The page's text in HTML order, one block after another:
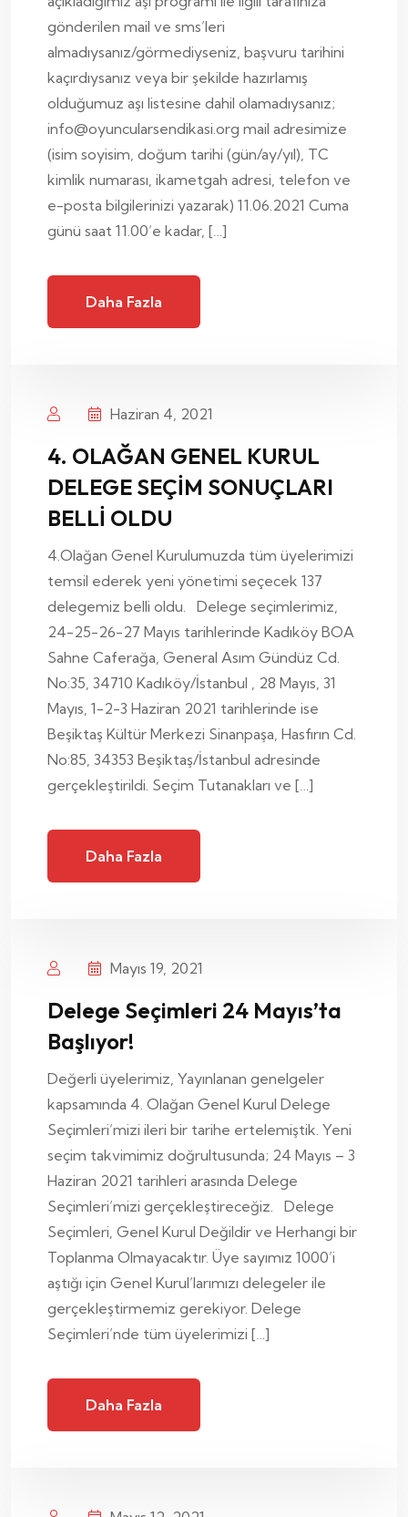
gönderilen mail ve sms’leri
almadıysanız/görmediyseniz, başvuru tarihini
kaçırdıysanız veya bir şekilde hazırlamış
olduğumuz aşı listesine dahil olamadıysanız;
info@oyuncularsendikasi.org mail adresimize
(isim soyisim, doğum tarihi (gün/ay/yıl), TC
kimlik numarası, ikametgah adresi, telefon ve
e-posta bilgilerinizi yazarak) 11.06.2021 Cuma
günü saat 11.00’e kadar, […]
Daha Fazla
Haziran 4, 2021
4. OLAĞAN GENEL KURUL
DELEGE SEÇİM SONUÇLARI
BELLİ OLDU
4.Olağan Genel Kurulumuzda tüm üyelerimizi
temsil ederek yeni yönetimi seçecek 137
delegemiz belli oldu. Delege seçimlerimiz,
24-25-26-27 Mayıs tarihlerinde Kadıköy BOA
Sahne Caferağa, General Asım Gündüz Cd.
No:35, 34710 Kadıköy/İstanbul , 28 Mayıs, 31
Mayıs, 1-2-3 Haziran 2021 tarihlerinde ise
Beşiktaş Kültür Merkezi Sinanpaşa, Hasfırın Cd.
No:85, 34353 Beşiktaş/İstanbul adresinde
gerçekleştirildi. Seçim Tutanakları ve […]
Daha Fazla
Mayıs 19, 2021
Delege Seçimleri 24 Mayıs’ta
Başlıyor!
Değerli üyelerimiz, Yayınlanan genelgeler
kapsamında 4. Olağan Genel Kurul Delege
Seçimleri’mizi ileri bir tarihe ertelemiştik. Yeni
seçim takvimimiz doğrultusunda; 24 Mayıs – 3
Haziran 2021 tarihleri arasında Delege
Seçimleri’mizi gerçekleştireceğiz. Delege
Seçimleri, Genel Kurul Değildir ve Herhangi bir
Toplanma Olmayacaktır. Üye sayımız 1000’i
aştığı için Genel Kurul’larımızı delegeler ile
gerçekleştirmemiz gerekiyor. Delege
Seçimleri’nde tüm üyelerimizi […]
Daha Fazla